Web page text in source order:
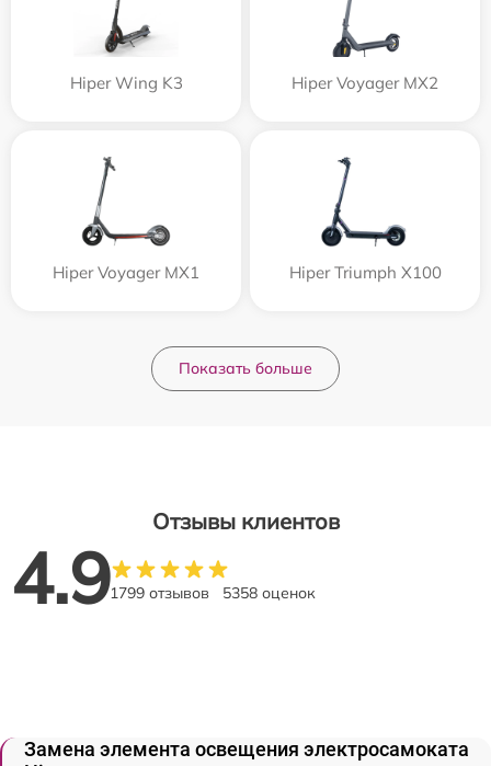
Hiper Wing K3 Hiper Voyager MX2
Hiper Voyager MX1 Hiper Triumph X100
Показать больше
Отзывы клиентов
4.91799 отзывов 5358 оценок
Замена элемента освещения электросамоката